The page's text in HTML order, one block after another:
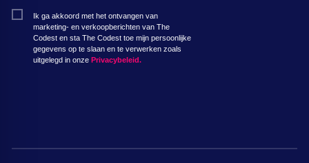
Ik ga akkoord met het ontvangen van
marketing- en verkoopberichten van The
Codest en sta The Codest toe mijn persoonlijke
gegevens op te slaan en te verwerken zoals
uitgelegd in onze Privacybeleid.